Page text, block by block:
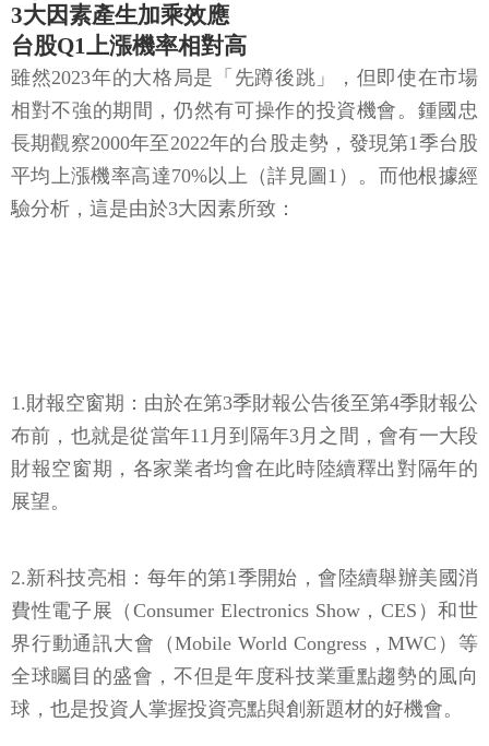
3大因素產生加乘效應
台股Q1上漲機率相對高
雖然2023年的大格局是「先蹲後跳」，但即使在市場
相對不強的期間，仍然有可操作的投資機會。鍾國忠
長期觀察2000年至2022年的台股走勢，發現第1季台股
平均上漲機率高達70%以上（詳見圖1）。而他根據經
驗分析，這是由於3大因素所致：
1.財報空窗期：由於在第3季財報公告後至第4季財報公
布前，也就是從當年11月到隔年3月之間，會有一大段
財報空窗期，各家業者均會在此時陸續釋出對隔年的
展望。
2.新科技亮相：每年的第1季開始，會陸續舉辦美國消
費性電子展（Consumer Electronics Show，CES）和世
界行動通訊大會（Mobile World Congress，MWC）等
全球矚目的盛會，不但是年度科技業重點趨勢的風向
球，也是投資人掌握投資亮點與創新題材的好機會。